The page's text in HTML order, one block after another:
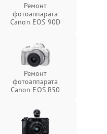
Ремонт
фотоаппарата
Canon EOS 90D
Ремонт
фотоаппарата
Canon EOS R50